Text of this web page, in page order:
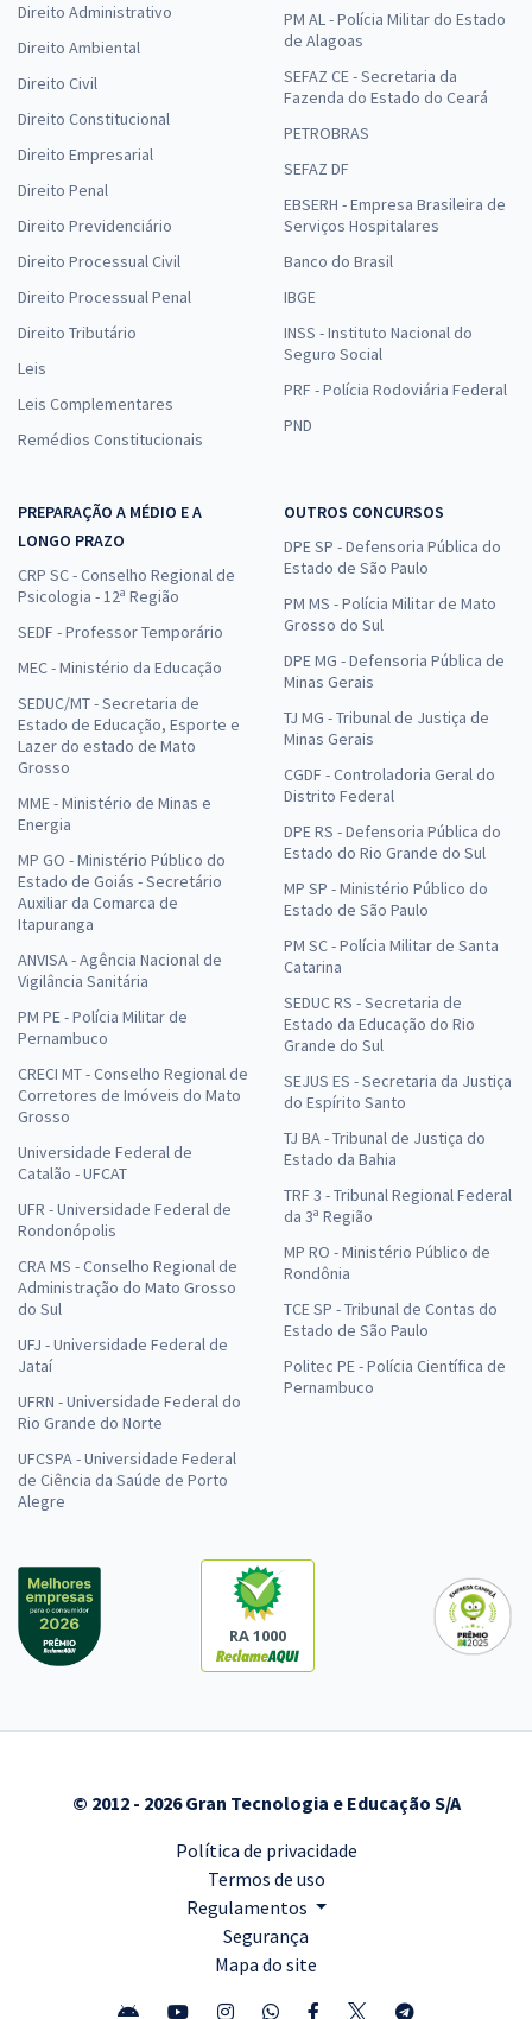
Direito Administrativo
Direito Ambiental
Direito Civil
Direito Constitucional
Direito Empresarial
Direito Penal
Direito Previdenciário
Direito Processual Civil
Direito Processual Penal
Direito Tributário
Leis
Leis Complementares
Remédios Constitucionais
PM AL - Polícia Militar do Estado
de Alagoas
SEFAZ CE - Secretaria da
Fazenda do Estado do Ceará
PETROBRAS
SEFAZ DF
EBSERH - Empresa Brasileira de
Serviços Hospitalares
Banco do Brasil
IBGE
INSS - Instituto Nacional do
Seguro Social
PRF - Polícia Rodoviária Federal
PND
PREPARAÇÃO A MÉDIO E A
LONGO PRAZO
CRP SC - Conselho Regional de
Psicologia - 12ª Região
SEDF - Professor Temporário
MEC - Ministério da Educação
SEDUC/MT - Secretaria de
Estado de Educação, Esporte e
Lazer do estado de Mato
Grosso
MME - Ministério de Minas e
Energia
MP GO - Ministério Público do
Estado de Goiás - Secretário
Auxiliar da Comarca de
Itapuranga
ANVISA - Agência Nacional de
Vigilância Sanitária
PM PE - Polícia Militar de
Pernambuco
CRECI MT - Conselho Regional de
Corretores de Imóveis do Mato
Grosso
Universidade Federal de
Catalão - UFCAT
UFR - Universidade Federal de
Rondonópolis
CRA MS - Conselho Regional de
Administração do Mato Grosso
do Sul
UFJ - Universidade Federal de
Jataí
UFRN - Universidade Federal do
Rio Grande do Norte
UFCSPA - Universidade Federal
de Ciência da Saúde de Porto
Alegre
OUTROS CONCURSOS
DPE SP - Defensoria Pública do
Estado de São Paulo
PM MS - Polícia Militar de Mato
Grosso do Sul
DPE MG - Defensoria Pública de
Minas Gerais
TJ MG - Tribunal de Justiça de
Minas Gerais
CGDF - Controladoria Geral do
Distrito Federal
DPE RS - Defensoria Pública do
Estado do Rio Grande do Sul
MP SP - Ministério Público do
Estado de São Paulo
PM SC - Polícia Militar de Santa
Catarina
SEDUC RS - Secretaria de
Estado da Educação do Rio
Grande do Sul
SEJUS ES - Secretaria da Justiça
do Espírito Santo
TJ BA - Tribunal de Justiça do
Estado da Bahia
TRF 3 - Tribunal Regional Federal
da 3ª Região
MP RO - Ministério Público de
Rondônia
TCE SP - Tribunal de Contas do
Estado de São Paulo
Politec PE - Polícia Científica de
Pernambuco
RA 1000
© 2012 - 2026 Gran Tecnologia e Educação S/A
Política de privacidade
Termos de uso
Regulamentos
Segurança
Mapa do site